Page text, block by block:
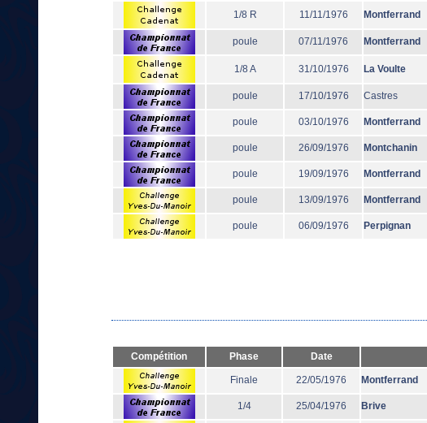
1/8 R 11/11/1976 Montferrand
poule 07/11/1976 Montferrand
1/8 A 31/10/1976 La Voulte
poule 17/10/1976 Castres
poule 03/10/1976 Montferrand
poule 26/09/1976 Montchanin
poule 19/09/1976 Montferrand
poule 13/09/1976 Montferrand
poule 06/09/1976 Perpignan
Compétition Phase Date
Finale 22/05/1976 Montferrand
1/4 25/04/1976 Brive